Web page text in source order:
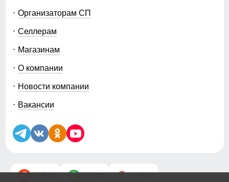
Организаторам СП
Селлерам
Магазинам
О компании
Новости компании
Вакансии
5.0 5.0 5.0